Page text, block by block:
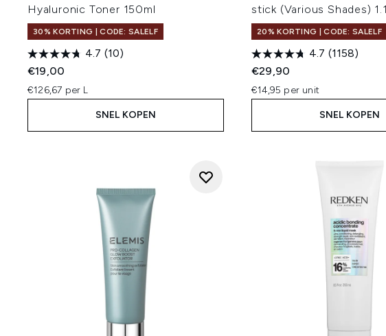
Hyaluronic Toner 150ml
30% KORTING | CODE: SALELF
4.7 (10)
€19,00
€126,67 per L
SNEL KOPEN
stick (Various Shades)
20% KORTING | CODE: SALELF
4.7 (1158)
€29,90
€14,95 per unit
SNEL KOPEN